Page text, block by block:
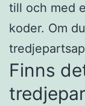
till och med
koder. Om
Finns